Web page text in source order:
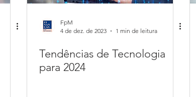
FpM
4 de dez. de 2023
1 min de leitura
Tendências de Tecnologia
para 2024